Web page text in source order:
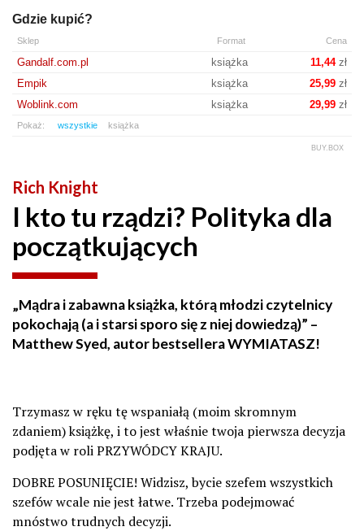
Gdzie kupić?
Sklep Format Cena
Gandalf.com.pl książka 11,44zł
Empik
książka 25,99zł
Woblink.com
książka 29,99zł
Pokaż: wszystkie książka
BUY.BOX
Rich Knight
I kto tu rządzi? Polityka dla
początkujących
„Mądra i zabawna książka, którą młodzi czytelnicy
pokochają (a i starsi sporo się z niej dowiedzą)” –
Matthew Syed, autor bestsellera WYMIATASZ!
Trzymasz w ręku tę wspaniałą (moim skromnym
zdaniem) książkę, i to jest właśnie twoja pierwsza decyzja
podjęta w roli PRZYWÓDCY KRAJU.
DOBRE POSUNIĘCIE! Widzisz, bycie szefem wszystkich
szefów wcale nie jest łatwe. Trzeba podejmować
mnóstwo trudnych decyzji.